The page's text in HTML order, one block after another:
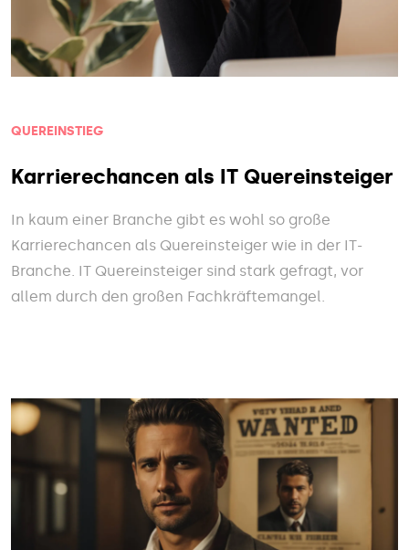
QUEREINSTIEG
Karrierechancen als IT Quereinsteiger
In kaum einer Branche gibt es wohl so große
Karrierechancen als Quereinsteiger wie in der IT-
Branche. IT Quereinsteiger sind stark gefragt, vor
allem durch den großen Fachkräftemangel.